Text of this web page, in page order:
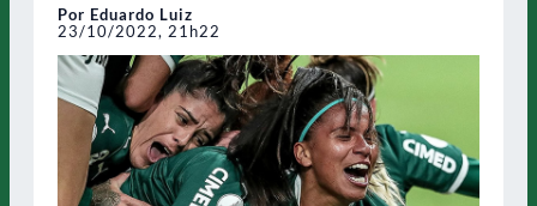
Por Eduardo Luiz
23/10/2022, 21h22